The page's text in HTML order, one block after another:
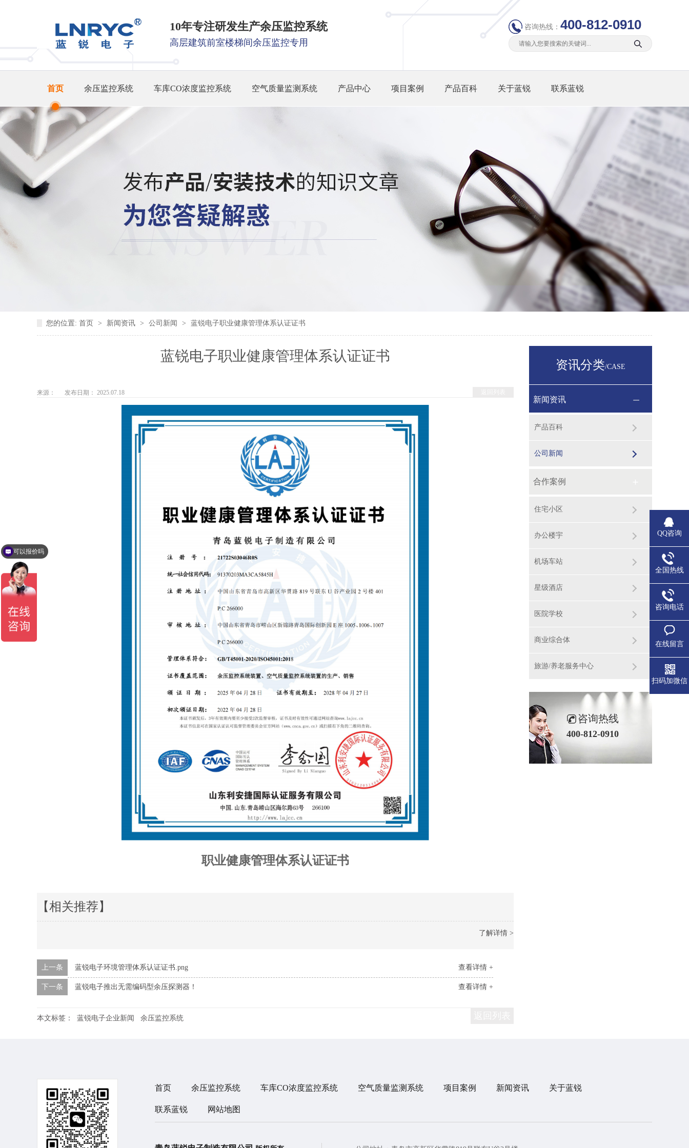
10年专注研发生产余压监控系统
高层建筑前室楼梯间余压监控专用
咨询热线： 400-812-0910
首页 余压监控系统 车库CO浓度监控系统 空气质量监测系统 产品中心 项目案例 产品百科 关于蓝锐 联系蓝锐
您的位置: 首页 > 新闻资讯 > 公司新闻 > 蓝锐电子职业健康管理体系认证证书
蓝锐电子职业健康管理体系认证证书
来源： 发布日期： 2025.07.18
职业健康管理体系认证证书
【相关推荐】
了解详情 >
查看详情 +
上一条 蓝锐电子环境管理体系认证证书.png
查看详情 +
下一条 蓝锐电子推出无需编码型余压探测器！
本文标签： 蓝锐电子企业新闻 余压监控系统
资讯分类/CASE
新闻资讯
产品百科
公司新闻
合作案例
住宅小区
办公楼宇
机场车站
星级酒店
医院学校
商业综合体
旅游/养老服务中心
咨询热线
400-812-0910
首页 余压监控系统 车库CO浓度监控系统 空气质量监测系统 项目案例 新闻资讯 关于蓝锐
联系蓝锐 网站地图
QQ咨询
全国热线
咨询电话
在线留言
扫码加微信
可以报价吗